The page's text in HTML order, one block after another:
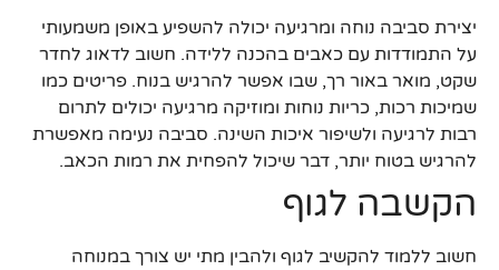
יצירת סביבה נוחה ומרגיעה יכולה להשפיע באופן משמעותי
על התמודדות עם כאבים בהכנה ללידה. חשוב לדאוג לחדר
שקט, מואר באור רך, שבו אפשר להרגיש בנוח. פריטים כמו
שמיכות רכות, כריות נוחות ומוזיקה מרגיעה יכולים לתרום
רבות לרגיעה ולשיפור איכות השינה. סביבה נעימה מאפשרת
להרגיש בטוח יותר, דבר שיכול להפחית את רמות הכאב.
הקשבה לגוף
חשוב ללמוד להקשיב לגוף ולהבין מתי יש צורך במנוחה